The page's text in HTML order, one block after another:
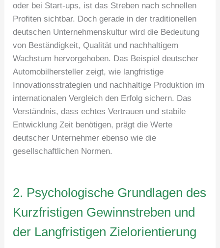
oder bei Start-ups, ist das Streben nach schnellen
Profiten sichtbar. Doch gerade in der traditionellen
deutschen Unternehmenskultur wird die Bedeutung
von Beständigkeit, Qualität und nachhaltigem
Wachstum hervorgehoben. Das Beispiel deutscher
Automobilhersteller zeigt, wie langfristige
Innovationsstrategien und nachhaltige Produktion im
internationalen Vergleich den Erfolg sichern. Das
Verständnis, dass echtes Vertrauen und stabile
Entwicklung Zeit benötigen, prägt die Werte
deutscher Unternehmer ebenso wie die
gesellschaftlichen Normen.
2. Psychologische Grundlagen des
Kurzfristigen Gewinnstreben und
der Langfristigen Zielorientierung